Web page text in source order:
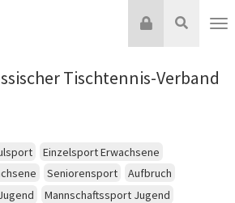
Suche
Login
Tischtennis-Verband
Einzelsport Erwachsene
Seniorensport
Aufbruch
Mannschaftssport Jugend